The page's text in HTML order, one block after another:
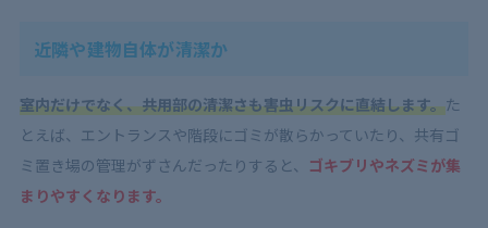
近隣や建物自体が清潔か
室内だけでなく、共用部の清潔さも害虫リスクに直結します。た
とえば、エントランスや階段にゴミが散らかっていたり、共有ゴ
ミ置き場の管理がずさんだったりすると、
ゴキブリやネズミが集
まりやすくなります。